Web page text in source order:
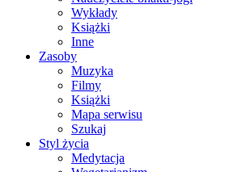
Wykłady
Książki
Inne
Zasoby
Muzyka
Filmy
Książki
Mapa serwisu
Szukaj
Styl życia
Medytacja